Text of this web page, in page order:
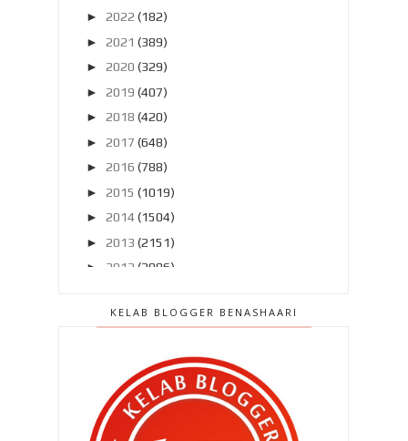
► 2022 (182)
► 2021 (389)
► 2020 (329)
► 2019 (407)
► 2018 (420)
► 2017 (648)
► 2016 (788)
► 2015 (1019)
► 2014 (1504)
► 2013 (2151)
► 2012 (2986)
2010(4406)
November 2010(502)
►Oktober 2010(453)
►
September 2010
(387)
KELAB BLOGGER BENASHAARI